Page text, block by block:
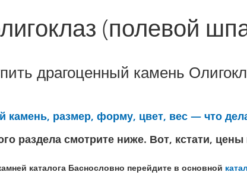
(полевой
драгоценный камень
размер, форму, цвет, вес — что
раздела смотрите ниже. Вот, кстати,
каталога Баснословно перейдите в основной